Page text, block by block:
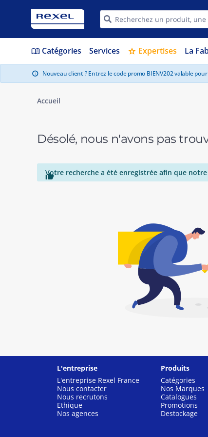
menu_book Catégories Services star Expertises La
info Nouveau client ? Entrez le code promo BIENV202 valable
Accueil
Désolé, nous n'avons pas

Votre recherche a été enregistrée afin que
L'entreprise
L'entreprise Rexel France
Nous contacter
Nous recrutons
Ethique
Nos agences
Produits
Catégories
Nos Marques
Catalogues
Promotions
Destockage